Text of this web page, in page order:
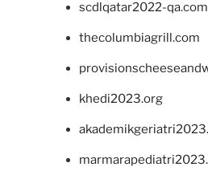
scdlqatar2022-qa.com
thecolumbiagrill.com
khedi2023.org